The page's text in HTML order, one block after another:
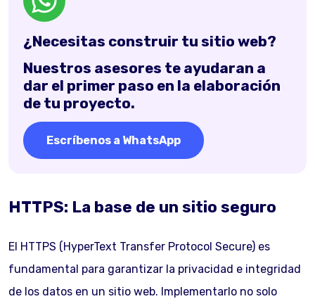
¿Necesitas construir tu sitio web?
Nuestros asesores te ayudaran a
dar el primer paso en la elaboración
de tu proyecto.
Escríbenos a WhatsApp
HTTPS: La base de un sitio seguro
El HTTPS (HyperText Transfer Protocol Secure) es
fundamental para garantizar la privacidad e integridad
de los datos en un sitio web. Implementarlo no solo